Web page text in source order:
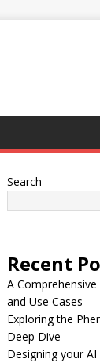
Search
Recent
A Comprehensive
and Use Cases
Exploring the
Deep Dive
Designing your